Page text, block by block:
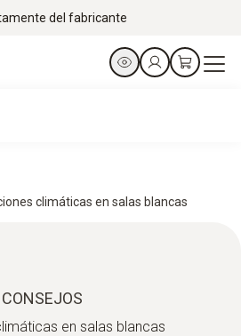
del fabricante
climáticas en salas blancas
CONSEJOS
en salas blancas